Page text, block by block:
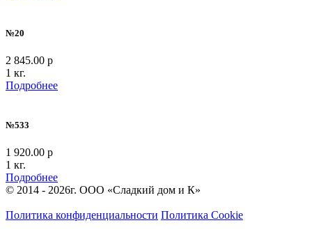
№20
2 845.00 р
1 кг.
Подробнее
№533
1 920.00 р
1 кг.
Подробнее
© 2014 - 2026г. ООО «Сладкий дом и К»
Политика конфиденциальности Политика Cookie